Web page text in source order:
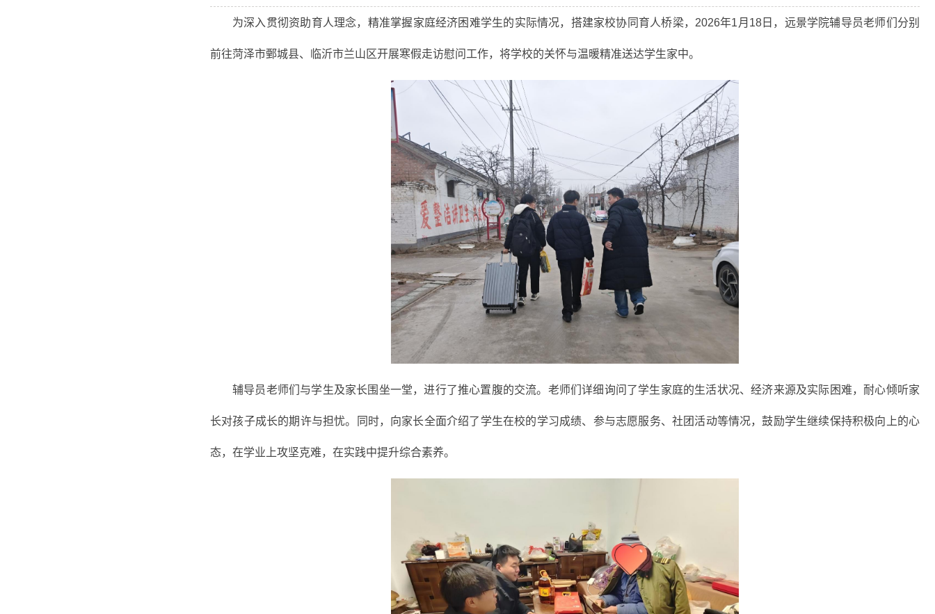
为深入贯彻资助育人理念，精准掌握家庭经济困难学生的实际情况，搭建家校协同育人桥梁，2026年1月18日，远景学院辅导员老师们分别
前往菏泽市鄄城县、临沂市兰山区开展寒假走访慰问工作，将学校的关怀与温暖精准送达学生家中。
辅导员老师们与学生及家长围坐一堂，进行了推心置腹的交流。老师们详细询问了学生家庭的生活状况、经济来源及实际困难，耐心倾听家
长对孩子成长的期许与担忧。同时，向家长全面介绍了学生在校的学习成绩、参与志愿服务、社团活动等情况，鼓励学生继续保持积极向上的心
态，在学业上攻坚克难，在实践中提升综合素养。